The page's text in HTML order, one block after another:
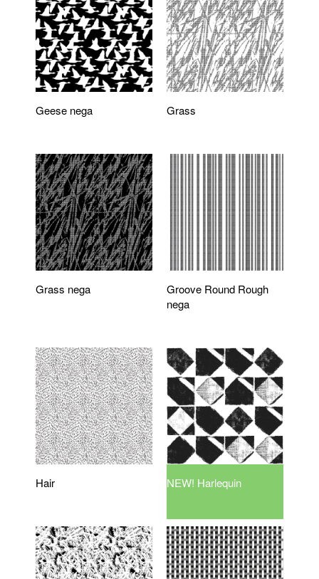
Geese nega Grass
Grass nega
Groove Round Rough
nega
Hair NEW! Harlequin